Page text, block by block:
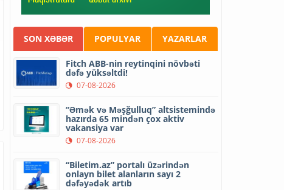
SON XƏBƏR POPULYAR YAZARLAR
Fitch ABB-nin reytinqini növbəti
dəfə yüksəltdi!
07-08-2026
“Əmək və Məşğulluq” altsistemində
hazırda 65 mindən çox aktiv
vakansiya var
07-08-2026
“Biletim.az” portalı üzərindən
onlayn bilet alanların sayı 2
dəfəyədək artıb